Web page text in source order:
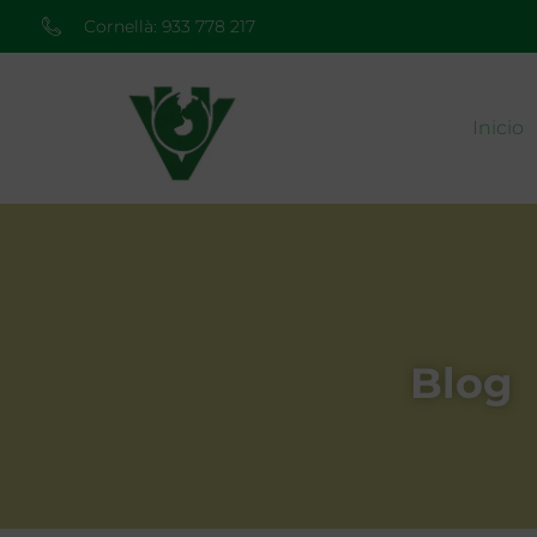
Cornellà: 933 778 217
Inicio
Blog